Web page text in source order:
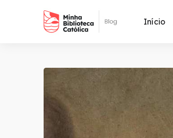
Início